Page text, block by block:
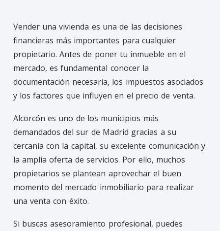
Vender una vivienda es una de las decisiones
financieras más importantes para cualquier
propietario. Antes de poner tu inmueble en el
mercado, es fundamental conocer la
documentación necesaria, los impuestos asociados
y los factores que influyen en el precio de venta.
Alcorcón es uno de los municipios más
demandados del sur de Madrid gracias a su
cercanía con la capital, su excelente comunicación y
la amplia oferta de servicios. Por ello, muchos
propietarios se plantean aprovechar el buen
momento del mercado inmobiliario para realizar
una venta con éxito.
Si buscas asesoramiento profesional, puedes